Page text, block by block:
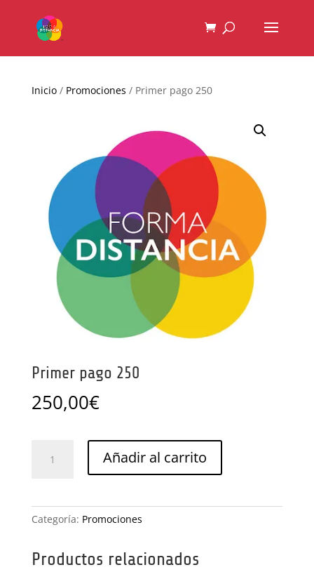
Inicio/ Promociones / Primer pago 250
Primer pago 250
250,00€
pago
Añadir al carrito
Categoría: Promociones
Productos relacionados